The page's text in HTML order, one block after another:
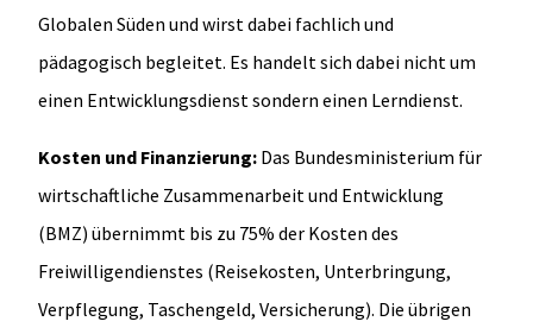
Globalen Süden und wirst dabei fachlich und
pädagogisch begleitet. Es handelt sich dabei nicht um
einen Entwicklungsdienst sondern einen Lerndienst.
Kosten und Finanzierung: Das Bundesministerium für
wirtschaftliche Zusammenarbeit und Entwicklung
(BMZ) übernimmt bis zu 75% der Kosten des
Freiwilligendienstes (Reisekosten, Unterbringung,
Verpflegung, Taschengeld, Versicherung). Die übrigen